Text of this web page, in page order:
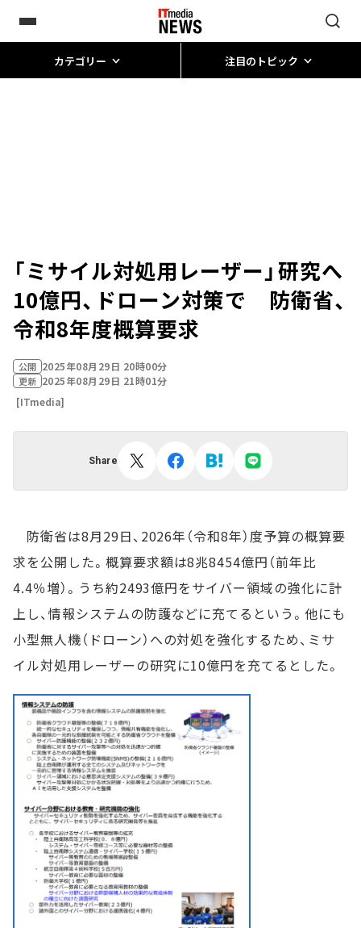
カテゴリー 注目のトピック
「ミサイル対処用レーザー」研究へ
10億円、ドローン対策で 防衛省、
令和8年度概算要求
公開 2025年08月29日 20時00分
更新 2025年08月29日 21時01分
[ITmedia]
Share
防衛省は8月29日、2026年（令和8年）度予算の概算要
求を公開した。概算要求額は8兆8454億円（前年比
4.4％増）。うち約2493億円をサイバー領域の強化に計
上し、情報システムの防護などに充てるという。他にも
小型無人機（ドローン）への対処を強化するため、ミサ
イル対処用レーザーの研究に10億円を充てるとした。